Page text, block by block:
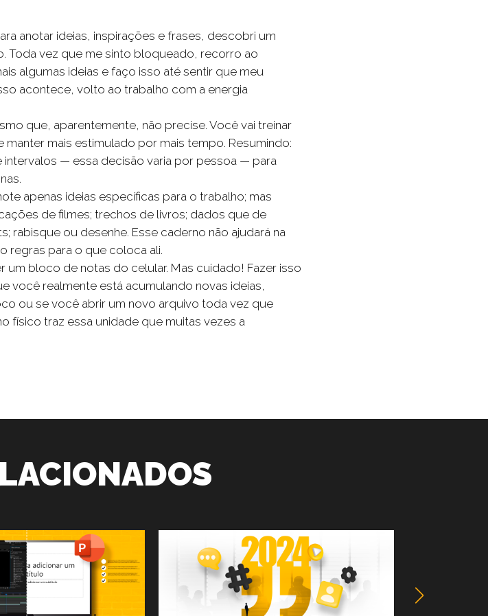
anotar ideias, inspirações e frases, descobri um
Toda vez que me sinto bloqueado, recorro ao
algumas ideias e faço isso até sentir que meu
acontece, volto ao trabalho com a energia
que, aparentemente, não precise. Você vai treinar
manter mais estimulado por mais tempo. Resumindo:
— essa decisão varia por pessoa — para
apenas ideias específicas para o trabalho; mas
de filmes; trechos de livros; dados que de
rabisque ou desenhe. Esse caderno não ajudará na
regras para o que coloca ali.
bloco de notas do celular. Mas cuidado! Fazer isso
você realmente está acumulando novas ideias,
ou se você abrir um novo arquivo toda vez que
físico traz essa unidade que muitas vezes a